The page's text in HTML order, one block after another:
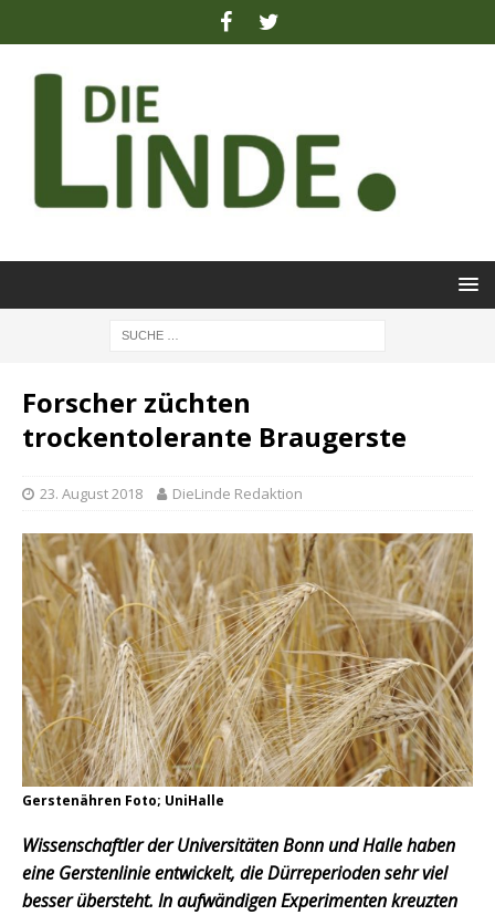
Forscher züchten
trockentolerante Braugerste
23. August 2018 DieLinde Redaktion
Gerstenähren Foto; UniHalle
Wissenschaftler der Universitäten Bonn und Halle haben
eine Gerstenlinie entwickelt, die Dürreperioden sehr viel
besser übersteht. In aufwändigen Experimenten kreuzten